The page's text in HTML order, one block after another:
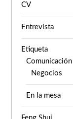
CV
Entrevista
Etiqueta
Comunicación
Negocios
En la mesa